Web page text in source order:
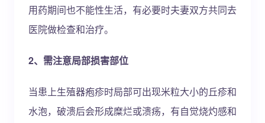
用药期间也不能性生活，有必要时夫妻双方共同去
医院做检查和治疗。
2、需注意局部损害部位
当患上生殖器疱疹时局部可出现米粒大小的丘疹和
水泡，破溃后会形成糜烂或溃疡，有自觉烧灼感和